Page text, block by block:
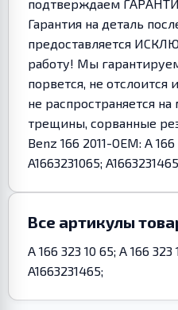
подтверждаем
Гарантия на деталь
предоставляется
работу! Мы
порвется, не отслоится
не распространяется
трещины, сорванные
Benz 166 2011-OEM: A
A1663231065;
Все артикулы
A 166 323 10 65; A 166 323
A1663231465;